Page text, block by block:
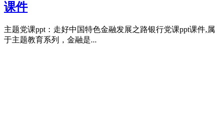
课件
主题党课ppt：走好中国特色金融发展之路银行党课ppt课件,属
于主题教育系列，金融是...